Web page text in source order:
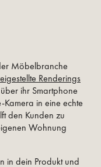
Möbelbranche
Renderings
ihr Smartphone
in eine echte
den Kunden zu
Wohnung
in dein Produkt und